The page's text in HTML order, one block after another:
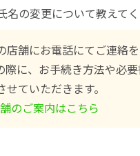
名の変更について教えてく
店舗にお電話にてご連絡
際に、お手続き方法や必
せていただきます。
のご案内はこちら